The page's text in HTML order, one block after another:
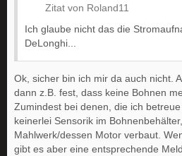
Zitat von Roland11
Ich glaube nicht das die
DeLonghi...
Ok, sicher bin ich mir da auch nicht.
dann z.B. fest, dass keine Bohnen
Zumindest bei denen, die ich
keinerlei Sensorik im
Mahlwerk/dessen Motor verbaut.
gibt es aber eine entsprechende